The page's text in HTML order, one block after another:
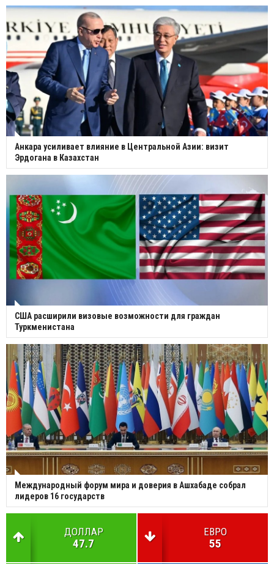
Анкара усиливает влияние в Центральной Азии: визит
Эрдогана в Казахстан
США расширили визовые возможности для граждан
Туркменистана
Международный форум мира и доверия в Ашхабаде собрал
лидеров 16 государств
ДОЛЛАР
47.7
ЕВРО
55